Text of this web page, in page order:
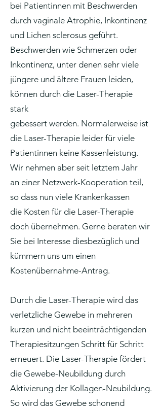
bei Patientinnen mit Beschwerden
durch vaginale Atrophie, Inkontinenz
und Lichen sclerosus geführt.
Beschwerden wie Schmerzen oder
Inkontinenz, unter denen sehr viele
jüngere und ältere Frauen leiden,
können durch die Laser-Therapie
stark
gebessert werden. Normalerweise ist
die Laser-Therapie leider für viele
Patientinnen keine Kassenleistung.
Wir nehmen aber seit letztem Jahr
an einer Netzwerk-Kooperation teil,
so dass nun viele Krankenkassen
die Kosten für die Laser-Therapie
doch übernehmen. Gerne beraten wir
Sie bei Interesse diesbezüglich und
kümmern uns um einen
Kostenübernahme-Antrag.
Durch die Laser-Therapie wird das
verletzliche Gewebe in mehreren
kurzen und nicht beeinträchtigenden
Therapiesitzungen Schritt für Schritt
erneuert. Die Laser-Therapie fördert
die Gewebe-Neubildung durch
Aktivierung der Kollagen-Neubildung.
So wird das Gewebe schonend